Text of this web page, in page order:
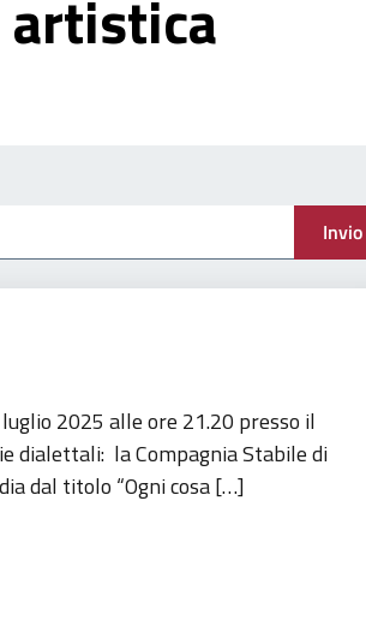
Invio
2025 alle ore 21.20 presso il
dialettali: la Compagnia Stabile di
dal titolo “Ogni cosa […]